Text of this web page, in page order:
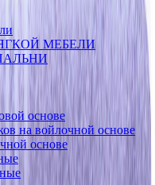
МЕБЕЛИ
основе
на войлочной основе
основе